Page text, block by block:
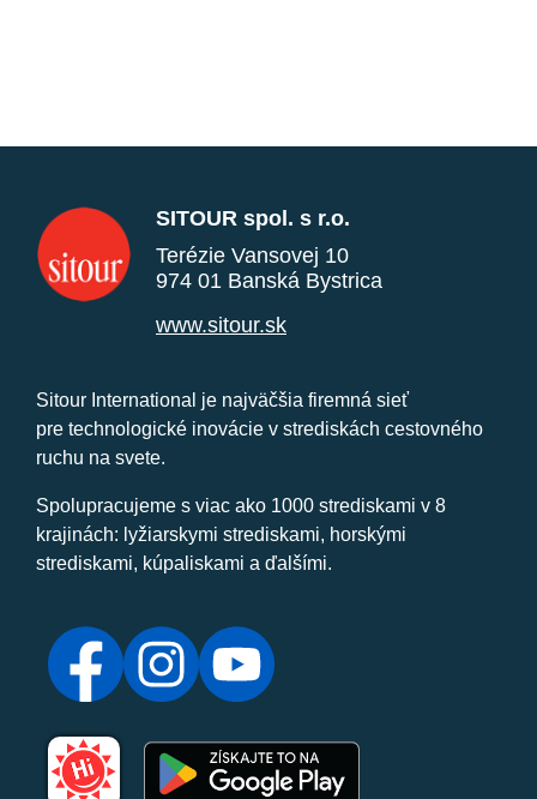
SITOUR spol. s r.o.
Terézie Vansovej 10
974 01 Banská Bystrica
www.sitour.sk
Sitour International je najväčšia firemná sieť
pre technologické inovácie v strediskách cestovného
ruchu na svete.
Spolupracujeme s viac ako 1000 strediskami v 8
krajinách: lyžiarskymi strediskami, horskými
strediskami, kúpaliskami a ďalšími.